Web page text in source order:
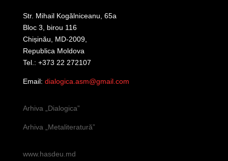
Str. Mihail Kogălniceanu, 65a
Bloc 3, birou 116
Chișinău, MD-2009,
Republica Moldova
Tel.: +373 22 272107
Email: dialogica.asm@gmail.com
Arhiva „Dialogica”
Arhiva „Metaliteratură”
www.hasdeu.md